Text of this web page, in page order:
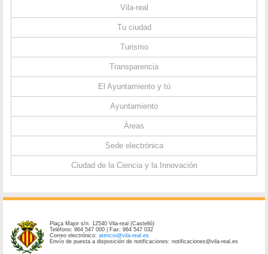
Vila-real
Tu ciudad
Turismo
Transparencia
El Ayuntamiento y tú
Ayuntamiento
Áreas
Sede electrónica
Ciudad de la Ciencia y la Innovación
Plaça Major s/n. 12540 Vila-real (Castelló)
Teléfono: 964 547 000 | Fax: 964 547 032
Correo electrónico:atencio@vila-real.es
Envío de puesta a disposición de notificaciones: notificaciones@vila-real.es